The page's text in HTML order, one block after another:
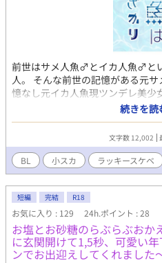
前世はサメ人魚♂とイカ人魚♂と
人。 そんな前世の記憶がある元
憶なし元イカ人魚現ツンデレ美
し。 魔法がありますファンタジ
す。 楽しく淫らに好き勝手！ 何
過去の話を改変しました。
続きを読
文字数 12,002
BL 小スカ ラッキースケベ
短編 完結 R18
お気に入り : 129 24h.ポイント : 28
お塩とお砂糖のらぶらぶお
に玄関開けて1,5秒、可愛い
ンでお出迎えしてくれました